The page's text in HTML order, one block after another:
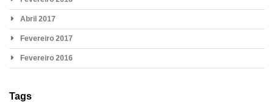
Abril 2017
Fevereiro 2017
Fevereiro 2016
Tags